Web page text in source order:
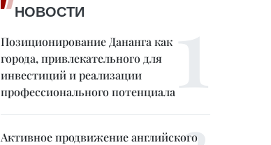
НОВОСТИ
Позиционирование Дананга как
города, привлекательного для
инвестиций и реализации
профессионального потенциала
Активное продвижение английского